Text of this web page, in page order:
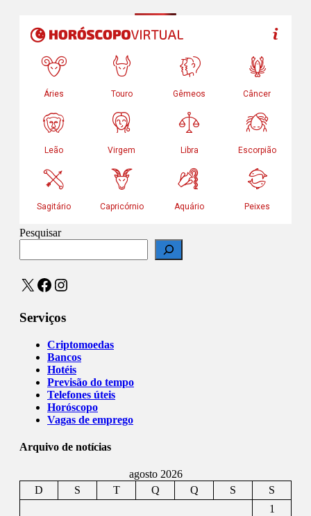
Pesquisar
X Facebook
Instagram
Serviços
Criptomoedas
Bancos
Hotéis
Previsão do tempo
Telefones úteis
Horóscopo
Vagas de emprego
Arquivo de notícias
agosto 2026
D
S T Q Q S
S
1